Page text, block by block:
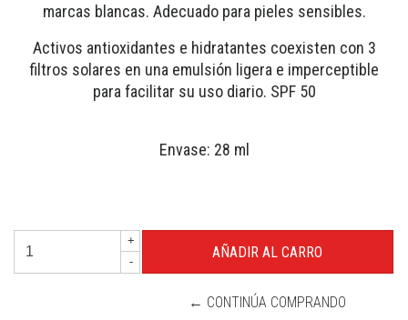
marcas blancas. Adecuado para pieles sensibles.
Activos antioxidantes e hidratantes coexisten con 3
filtros solares en una emulsión ligera e imperceptible
para facilitar su uso diario. SPF 50
Envase: 28 ml
+
-
← CONTINÚA COMPRANDO